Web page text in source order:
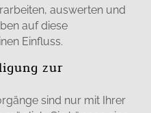
auswerten und
auf diese
Einfluss.
zur
sind nur mit Ihrer